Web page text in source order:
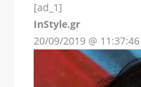
[ad_1]
InStyle.gr
20/09/2019 @ 11:37:46